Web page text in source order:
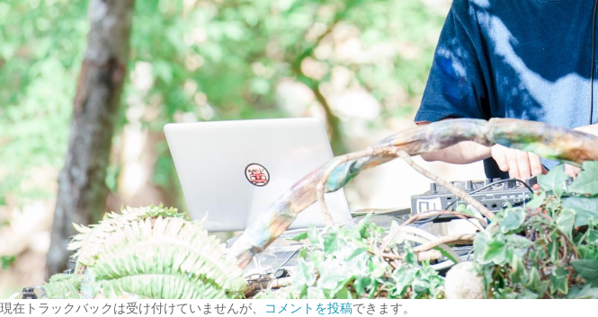
現在トラックバックは受け付けていませんが、 コメントを投稿できます。